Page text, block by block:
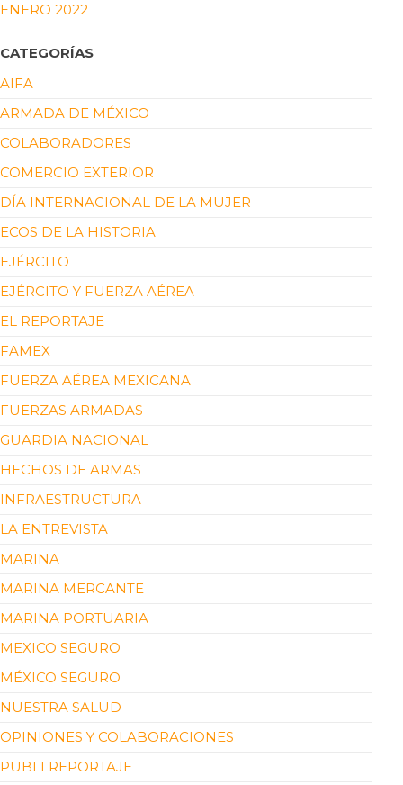
ENERO 2022
CATEGORÍAS
AIFA
ARMADA DE MÉXICO
COLABORADORES
COMERCIO EXTERIOR
DÍA INTERNACIONAL DE LA MUJER
ECOS DE LA HISTORIA
EJÉRCITO
EJÉRCITO Y FUERZA AÉREA
EL REPORTAJE
FAMEX
FUERZA AÉREA MEXICANA
FUERZAS ARMADAS
GUARDIA NACIONAL
HECHOS DE ARMAS
INFRAESTRUCTURA
LA ENTREVISTA
MARINA
MARINA MERCANTE
MARINA PORTUARIA
MEXICO SEGURO
MÉXICO SEGURO
NUESTRA SALUD
OPINIONES Y COLABORACIONES
PUBLI REPORTAJE